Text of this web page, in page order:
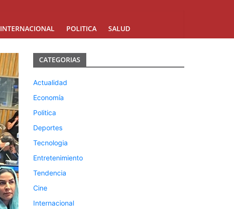
INTERNACIONAL POLITICA SALUD
CATEGORIAS
Actualidad
Economía
Politica
Deportes
Tecnologia
Entretenimiento
Tendencia
Cine
Internacional